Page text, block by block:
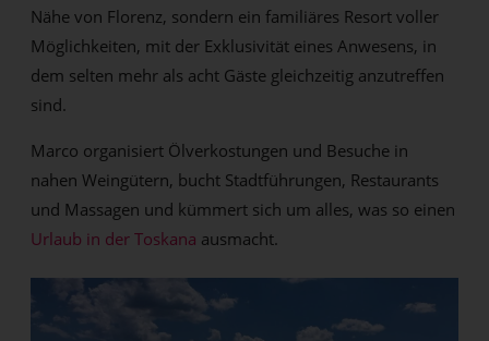
Nähe von Florenz, sondern ein familiäres Resort voller
Möglichkeiten, mit der Exklusivität eines Anwesens, in
dem selten mehr als acht Gäste gleichzeitig anzutreffen
sind.
Marco organisiert Ölverkostungen und Besuche in
nahen Weingütern, bucht Stadtführungen, Restaurants
und Massagen und kümmert sich um alles, was so einen
Urlaub in der Toskana ausmacht.